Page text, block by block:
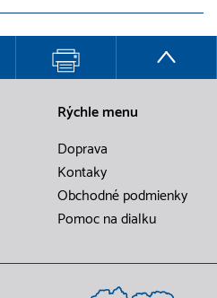
Rýchle menu
Doprava
Kontaky
Obchodné podmienky
Pomoc na dialku